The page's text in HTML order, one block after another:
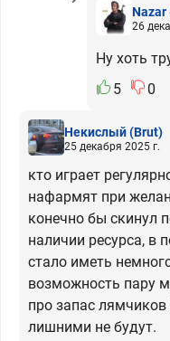
Nazar
26
Ну хоть
5
0
Некислый(Brut)
25 декабря 2025 г.
кто играет
нафармят при
конечно бы скинул
наличии ресурса, в
стало иметь
возможность пару
про запас
лишними не будут.